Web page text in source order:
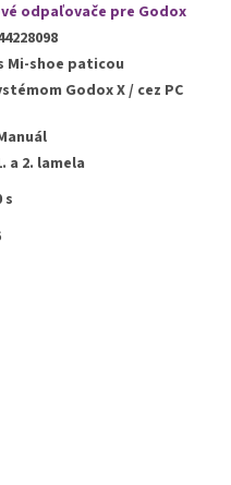
odpaľovače pre Godox
Mi-shoe paticou
Godox X / cez PC
a 2. lamela
s